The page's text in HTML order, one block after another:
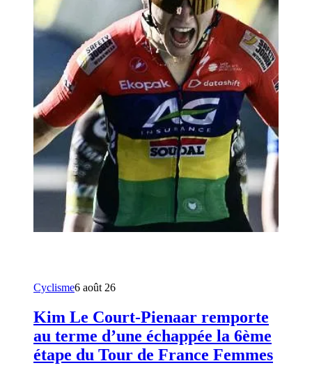
Cyclisme6 août 26
Kim Le Court-Pienaar remporte
au terme d’une échappée la 6ème
étape du Tour de France Femmes